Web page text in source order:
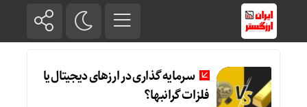
سرمایه گذاری در ارزهای دیجیتال یا
فلزات گرانبها؟